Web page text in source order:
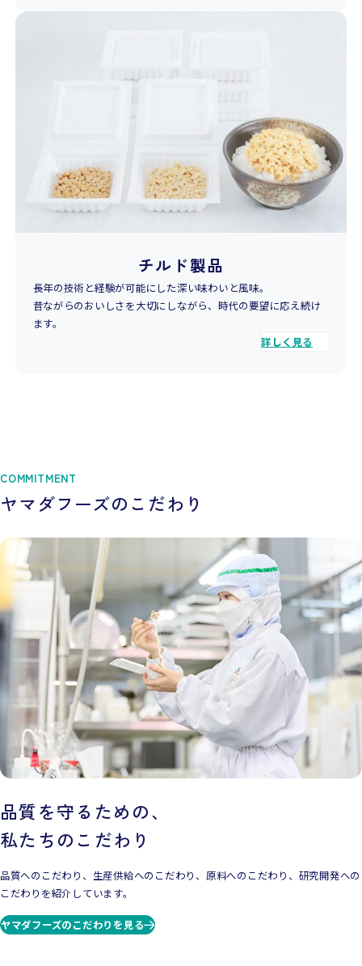
チルド製品
長年の技術と経験が可能にした深い味わいと風味。
昔ながらのおいしさを大切にしながら、時代の要望に応え続け
ます。
詳しく見る
COMMITMENT
ヤマダフーズのこだわり
品質を守るための、
私たちのこだわり
品質へのこだわり、生産供給へのこだわり、原料へのこだわり、研究開発への
こだわりを紹介しています。
ヤマダフーズのこだわりを見る